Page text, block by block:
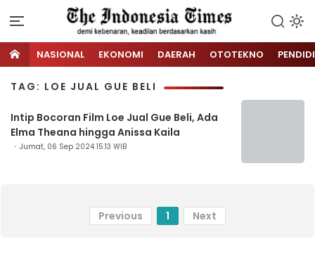
NASIONAL EKONOMI DAERAH OTOTEKNO
TAG: LOE JUAL GUE BELI
Intip Bocoran Film Loe Jual Gue Beli, Ada
Elma Theana hingga Anissa Kaila
Jumat, 06 Sep 2024 15:13 WIB
Previous 1 Next